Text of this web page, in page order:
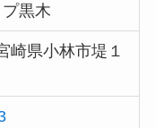
黒木
崎県小林市堤１